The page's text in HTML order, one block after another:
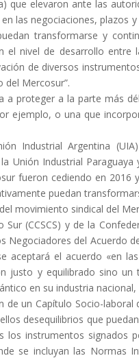
que elevaron ante las
en las negociaciones,
transformarse y
el nivel de desarrollo entre
de diversos
Mercosur”.
a proteger a la parte más
ejemplo, o una que
Industrial Argentina
Unión Industrial
fueron cediendo en 2016
puedan
movimiento sindical del
Sur (CCSCS) y de la
Negociadores del Acuerdo
aceptará el acuerdo «en
justo y equilibrado sino
en su industria
de un Capítulo Socio-
desequilibrios que
los instrumentos signados
se incluyan las Normas